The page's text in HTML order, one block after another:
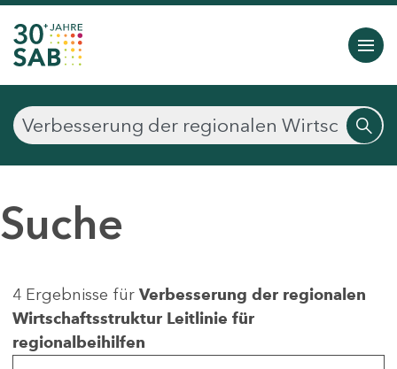
Suche
4 Ergebnisse für Verbesserung der regionalen
Wirtschaftsstruktur Leitlinie für
regionalbeihilfen